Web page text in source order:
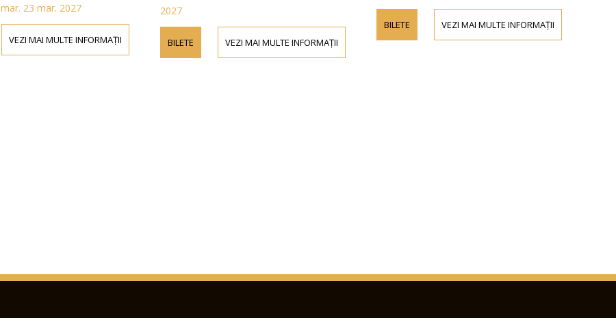
mar. 23 mar. 2027
VEZI MAI MULTE INFORMAȚII
2027
BILETE VEZI MAI MULTE INFORMAȚII
BILETE VEZI MAI MULTE INFORMAȚII